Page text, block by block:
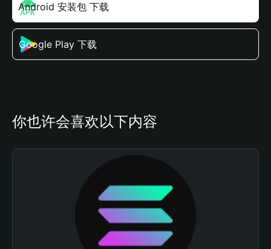
Android 安装包 下载
Google Play 下载
你也许会喜欢以下内容